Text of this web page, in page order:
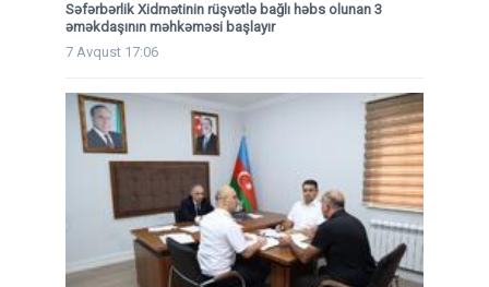
Səfərbərlik Xidmətinin rüşvətlə bağlı həbs olunan 3
əməkdaşının məhkəməsi başlayır
7 Avqust 17:06